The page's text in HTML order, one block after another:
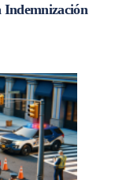
Indemnización